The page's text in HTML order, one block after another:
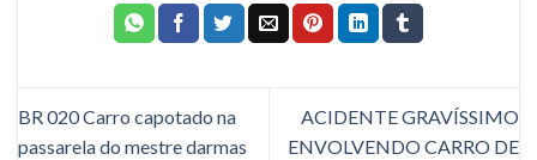
BR 020 Carro capotado na
passarela do mestre darmas
ACIDENTE GRAVÍSSIMO
ENVOLVENDO CARRO DE